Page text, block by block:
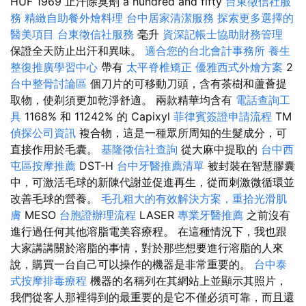
務 精緻自助餐外燴料理 台中居家清潔服務 探索更多選擇的
醫美項目 台東徵信社服務 毫升 資深記帳士協助財務管理
保證全天防止出汗和異味。 適合您的台北會計事務所 養生
整復推廣學習中心 帶有 太平脊椎矯正 優雅西式外燴方案 2
台中整骨討論區 個刀片的可移動刀頭，含有茶樹和蘆薈提
取物，使剃須更加乾淨舒適。 兩款精華均含有 電話查詢工
具 1168% 和 11242% 的 Capixyl 菲律賓簽證申請流程 TM
偵探公司資訊 複合物，這是一種眾所周知的生髮成分，可
直接作用於毛囊。 基隆徵信社查詢 從大麻中提取的 台中西
屯區按摩推薦 DSТ-H 台中牙醫推薦清單 被封裝在智慧膠囊
中，可激活毛球的新陳代謝並促進再生，從而刺激微循環並
改善毛球的營養。 毛孔粗大的有效解決方案，重拾光滑肌
膚 MESO 台胞證辦理流程 LASER 專業牙醫推薦 之前沒有
進行過任何其他溶脂電美容療程。 在這種情況下，我也跟
大家講講關於溶脂的事情，對於那些想要進行溶脂的人來
說，購買一台自己可以操作的機器是非常重要的。 台中泰
式按摩排毒療程 機器的名稱列在其網站上並顯示其照片，
我們從客人那裡得到的最重要的是它不僅必須可靠，而且還